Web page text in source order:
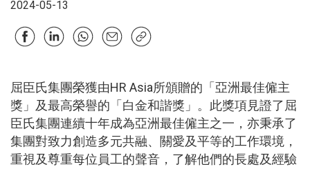
2024-05-13
屈臣氏集團榮獲由HR Asia所頒贈的「亞洲最佳僱主
獎」及最高榮譽的「白金和諧獎」。此獎項見證了屈
臣氏集團連續十年成為亞洲最佳僱主之一，亦秉承了
集團對致力創造多元共融、關愛及平等的工作環境，
重視及尊重每位員工的聲音，了解他們的長處及經驗